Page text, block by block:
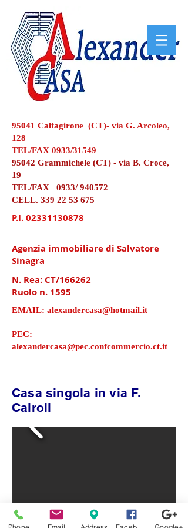
95041 Caltagirone (CT)- via G. Arcoleo,
128
TEL/FAX 0933/31549
95042 Grammichele (CT) - via B. Croce,
19
TEL/FAX 0933/ 940572
CELL. 339 22 53 675
P.I.02331130878
Agenzia immobiliare di Salvatore
Sinagra
N. Rea: CT/166262
Ruolo n. 1595
EMAIL: alexandercasa@hotmail.it
PEC:
alexandercasa@pec.confcommercio.ct.it
Casa singola in via F.
Cairoli